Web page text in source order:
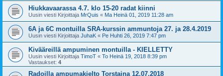
Hiukkavaarassa 4.7. klo 15-20 radat kiinni
Uusin viesti Kirjoittaja MrQuis « Ma Heinä 01, 2019 11:28 am
6A ja 6C montuilla SRA-kurssin ammuntoja 27. ja 28.4.2019
Uusin viesti Kirjoittaja JuhaK « Pe Huhti 26, 2019 7:47 pm
Kivääreillä ampuminen montuilla - KIELLETTY
Uusin viesti Kirjoittaja TimoT « To Heinä 19, 2018 8:39 pm
Vastaukset: 4
Radoilla ampumakielto Torstaina 12.07.2018